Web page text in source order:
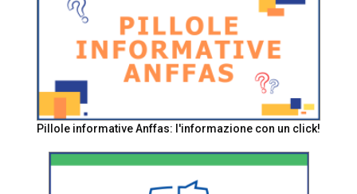
Pillole informative Anffas: l'informazione con un click!